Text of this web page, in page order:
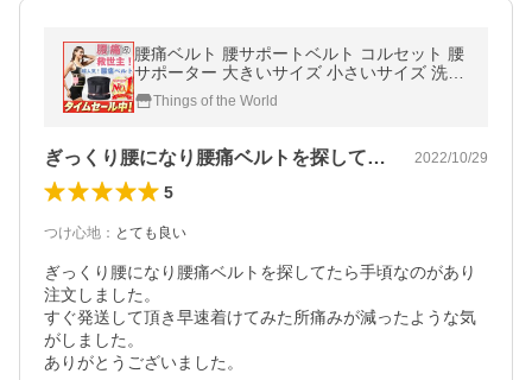
腰痛ベルト 腰サポートベルト コルセット 腰
サポーター 大きいサイズ 小さいサイズ 洗濯
OK スポーツ デスクワーク マジックテープ
メッシュ 男性 女性 二段式
Things of the World
ぎっくり腰になり腰痛ベルトを探してたら… 2022/10/29
5
つけ心地 ： とても良い
ぎっくり腰になり腰痛ベルトを探してたら手頃なのがあり
注文しました。
すぐ発送して頂き早速着けてみた所痛みが減ったような気
がしました。
ありがとうございました。